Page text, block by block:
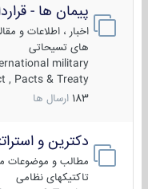
پیمان ها -
اخبار ، اطلاعات و
های تسیحاتی
military
, Pacts & Treaty
183 ارسال ها
دکترین و
مطالب و موضوعات
تاکتیکهای نظامی